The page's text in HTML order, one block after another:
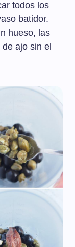
todos los
batidor.
hueso, las
ajo sin el